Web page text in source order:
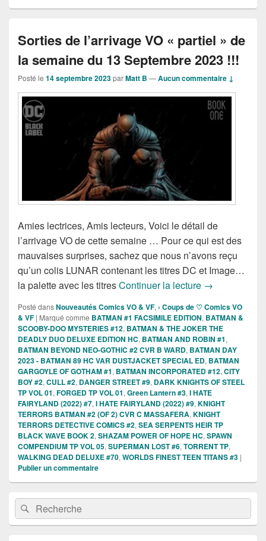
Sorties de l’arrivage VO « partiel » de
la semaine du 13 Septembre 2023 !!!
Posté le 14 septembre 2023parMatt B —Aucun commentaire ↓
Amies lectrices, Amis lecteurs, Voici le détail de
l’arrivage VO de cette semaine … Pour ce qui est des
mauvaises surprises, sachez que nous n’avons reçu
qu’un colis LUNAR contenant les titres DC et Image…
la palette avec les titresContinuer la lecture Sorties de
→
Posté dansNouveautés Comics VO & VF, › Coups de ♡ Comics VO
& VF | Marqué comme BATMAN #1 FACSIMILE EDITION, BATMAN &
SCOOBY-DOO MYSTERIES #12, BATMAN & THE JOKER THE
DEADLY DUO DELUXE EDITION HC, BATMAN AND ROBIN #1,
BATMAN BEYOND NEO-GOTHIC #2 CVR B WARD, BATMAN DAY
2023 - BATMAN 89 HC VAR DUSTJACKET SPECIAL ED, BATMAN
GARGOYLE OF GOTHAM #1, BATMAN INCORPORATED #12, CITY
BOY #2, CULL #2, DANGER STREET #9, DARK KNIGHTS OF STEEL
TP VOL 01, FORGED TP VOL 01, Green Lantern #3, I HATE
FAIRYLAND (2022) #7, I HATE FAIRYLAND (2022) #9, KNIGHT
TERRORS BATMAN #2 (OF 2) CVR C MASSAFERA, KNIGHT
TERRORS DETECTIVE COMICS #2, SEA SERPENTS HEIR TP
BLACK WAVE BOOK 2, SHAZAM POWER OF HOPE HC, SPAWN
COMPENDIUM TP VOL 05, SUPERMAN LOST #6, TORRENT TP,
WALKING DEAD DELUXE #70, WORLDS FINEST TEEN TITANS #3 |
Publier un commentaire
Zone
principale
de
widget
Recherche :Rechercher